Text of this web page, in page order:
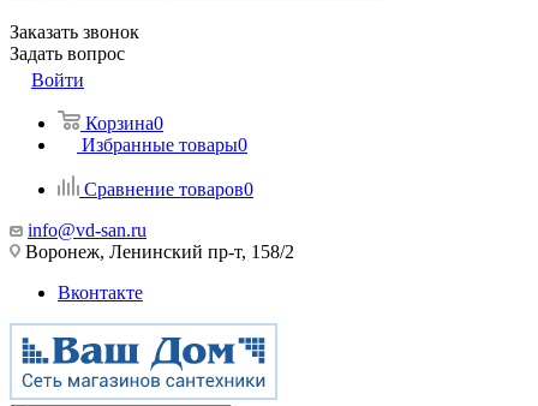
Заказать звонок
Задать вопрос
Войти
Корзина0
Избранные товары0
Сравнение товаров0
info@vd-san.ru
Воронеж, Ленинский пр-т, 158/2
Вконтакте